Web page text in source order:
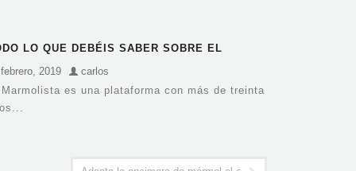
LO QUE DEBÉIS SABER SOBRE EL
EN BARCELONA
2019
carlos
Marmolista es una plataforma con más de treinta